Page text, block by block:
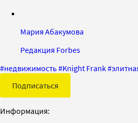
Мария Абакумова
Редакция Forbes
#недвижимость#Knight Frank#
Подписаться
Информация: